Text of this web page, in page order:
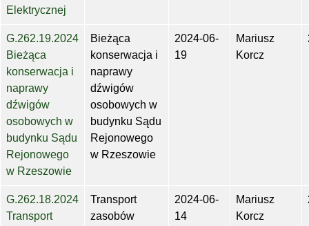
Elektrycznej
G.262.19.2024
Bieżąca
konserwacja i
naprawy
dźwigów
osobowych w
budynku Sądu
Rejonowego
w Rzeszowie
Bieżąca
konserwacja i
naprawy
dźwigów
osobowych w
budynku Sądu
Rejonowego
w Rzeszowie
2024-06-
19
Mariusz
Korcz
G.262.18.2024
Transport
Transport
zasobów
2024-06-
14
Mariusz
Korcz